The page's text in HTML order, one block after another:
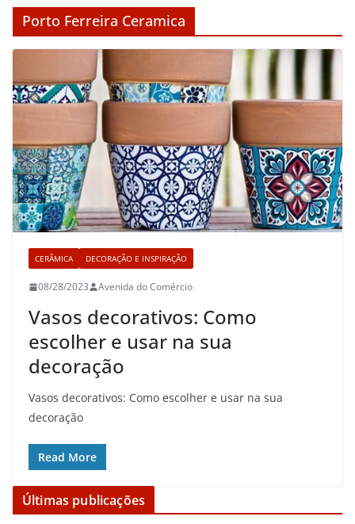
Porto Ferreira Ceramica
CERÂMICA DECORAÇÃO E INSPIRAÇÃO
08/28/2023 Avenida do Comércio
Vasos decorativos: Como
escolher e usar na sua
decoração
Vasos decorativos: Como escolher e usar na sua
decoração
Read More
Últimas publicações